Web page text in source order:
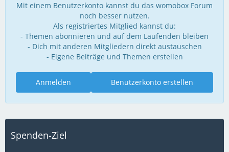
Mit einem Benutzerkonto kannst du das womobox Forum
noch besser nutzen.
Als registriertes Mitglied kannst du:
- Themen abonnieren und auf dem Laufenden bleiben
- Dich mit anderen Mitgliedern direkt austauschen
- Eigene Beiträge und Themen erstellen
Benutzerkonto erstellen
Anmelden
Spenden-Ziel